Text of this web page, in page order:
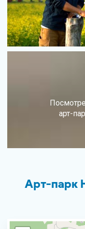
арт-
Арт-парк